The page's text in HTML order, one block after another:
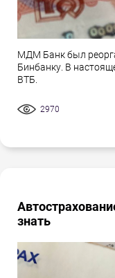
МДМ Банк был
Бинбанку. В
ВТБ.
2970
знать